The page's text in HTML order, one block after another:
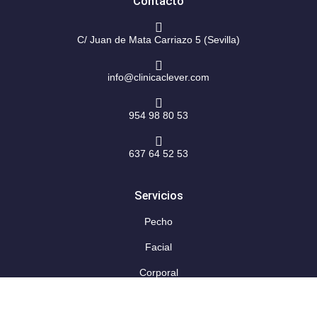
f
C/ Juan de Mata Carriazo 5 (Sevilla)
info@clinicaclever.com
954 98 80 53
637 64 52 53
Servicios
Pecho
Facial
Corporal